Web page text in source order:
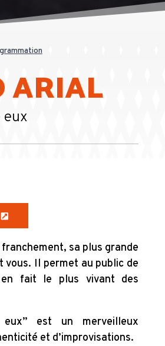
ARIAL
eux
sa plus grande
vous. Il permet au public de
en fait le plus vivant des
eux” est un merveilleux
et d’improvisations.